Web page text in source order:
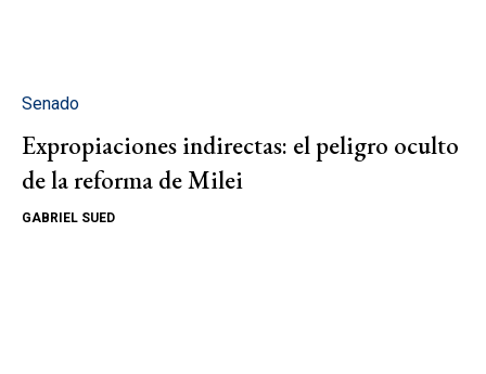
Senado
Expropiaciones indirectas: el peligro oculto
de la reforma de Milei
GABRIEL SUED